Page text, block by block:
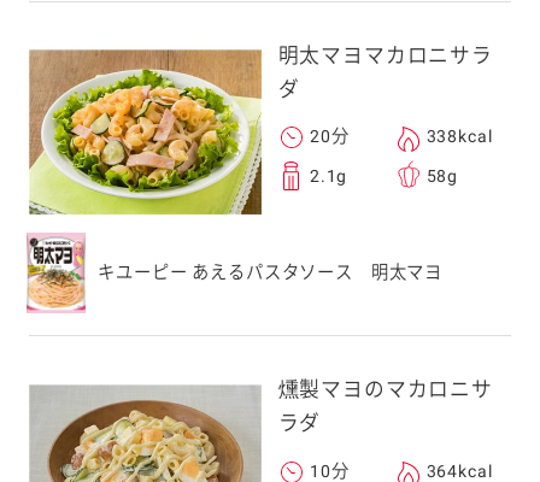
明太マヨマカロニサラ
ダ
20分 338kcal
2.1g 58g
キユーピー あえるパスタソース 明太マヨ
燻製マヨのマカロニサ
ラダ
10分 364kcal